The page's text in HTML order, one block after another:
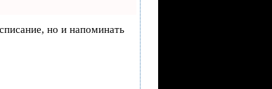
но и напоминать